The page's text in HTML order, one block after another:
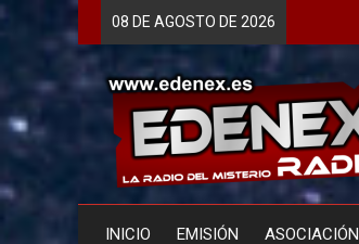
Skip
to
content
08 DE AGOSTO DE 2026
INICIO EMISIÓN ASOCIACIÓN